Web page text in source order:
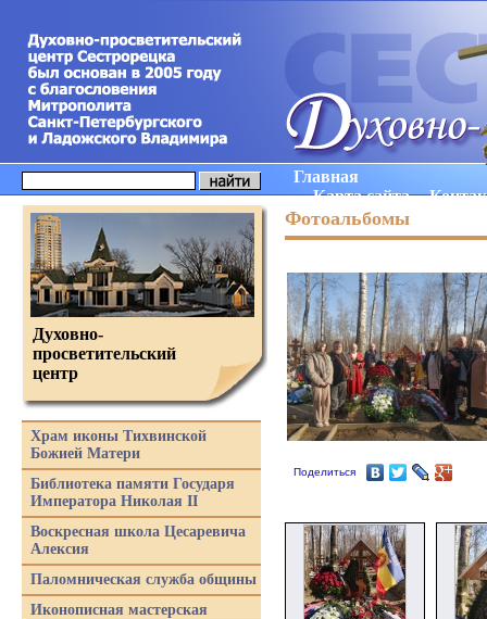
Главная
Карта сайта
Фотоальбомы
Поделиться
Духовно-
просветительский
центр
Храм иконы Тихвинской
Божией Матери
Библиотека памяти Государя
Императора Николая II
Воскресная школа Цесаревича
Алексия
Паломническая служба общины
Иконописная мастерская